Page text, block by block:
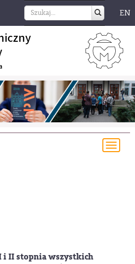
EN
i II stopnia wszystkich